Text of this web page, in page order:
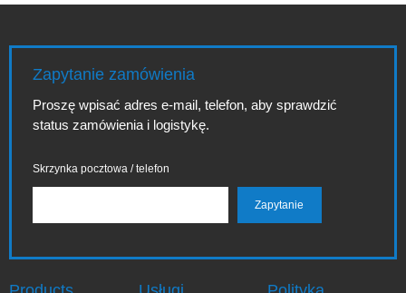
Zapytanie zamówienia
Proszę wpisać adres e-mail, telefon, aby sprawdzić
status zamówienia i logistykę.
Skrzynka pocztowa / telefon